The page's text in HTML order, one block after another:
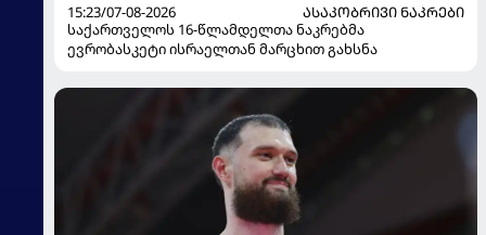
15:23/07-08-2026
ᲐᲡᲐᲙᲝᲑᲠᲘᲕᲘ ᲜᲐᲙᲠᲔᲑᲘ
საქართველოს 16-წლამდელთა ნაკრებმა
ევრობასკეტი ისრაელთან მარცხით გახსნა